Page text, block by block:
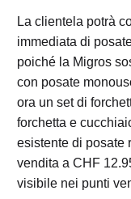
La clientela potrà
immediata di
poiché la Migros
con posate
ora un set di
forchetta e
esistente di posate
vendita a CHF
visibile nei punti